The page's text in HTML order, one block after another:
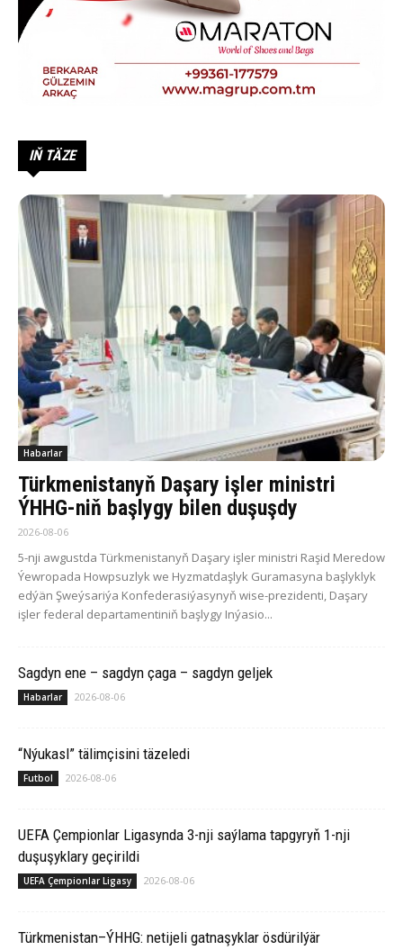
IŇ TÄZE
Habarlar
Türkmenistanyň Daşary işler ministri
ÝHHG-niň başlygy bilen duşuşdy
2026-08-06
5-nji awgustda Türkmenistanyň Daşary işler ministri Raşid Meredow
Ýewropada Howpsuzlyk we Hyzmatdaşlyk Guramasyna başlyklyk
edýän Şweýsariýa Konfederasiýasynyň wise-prezidenti, Daşary
işler federal departamentiniň başlygy Inýasio...
Sagdyn ene – sagdyn çaga – sagdyn geljek
Habarlar 2026-08-06
“Nýukasl” tälimçisini täzeledi
Futbol 2026-08-06
UEFA Çempionlar Ligasynda 3-nji saýlama tapgyryň 1-nji
duşuşyklary geçirildi
UEFA Çempionlar Ligasy 2026-08-06
Türkmenistan–ÝHHG: netijeli gatnaşyklar ösdürilýär